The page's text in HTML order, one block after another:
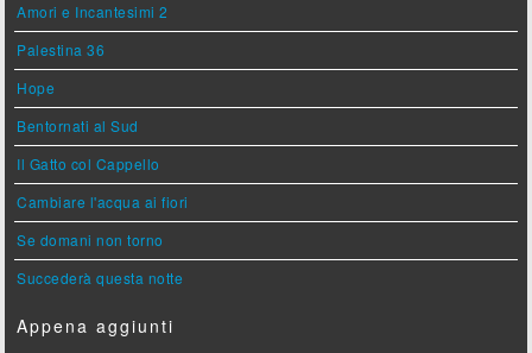
Amori e Incantesimi 2
Palestina 36
Hope
Bentornati al Sud
Il Gatto col Cappello
Cambiare l'acqua ai fiori
Se domani non torno
Succederà questa notte
Appena aggiunti